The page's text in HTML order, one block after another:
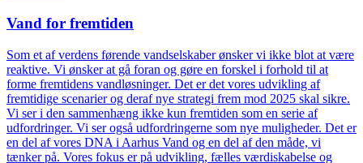
Vand for fremtiden
Som et af verdens førende vandselskaber ønsker vi ikke blot at være
reaktive. Vi ønsker at gå foran og gøre en forskel i forhold til at
forme fremtidens vandløsninger. Det er det vores udvikling af
fremtidige scenarier og deraf nye strategi frem mod 2025 skal sikre.
Vi ser i den sammenhæng ikke kun fremtiden som en serie af
udfordringer. Vi ser også udfordringerne som nye muligheder. Det er
en del af vores DNA i Aarhus Vand og en del af den måde, vi
tænker på. Vores fokus er på udvikling, fælles værdiskabelse og